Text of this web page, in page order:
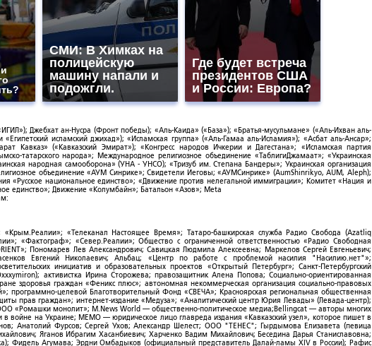
СМИ: В Химках на
полицейскую
машину напали и
подожгли.
Где будет встреча
президентов США
и России: Европа?
Джебхат ан-Нусра (Фронт победы); «Аль-Каида» («База»); «Братья-мусульмане» («Аль-Ихван аль-
исламский джихад»); «Исламская группа» («Аль-Гамаа аль-Исламия»); «Асбат аль-Ансар»;
Кавказ» («Кавказский Эмират»); «Конгресс народов Ичкерии и Дагестана»; «Исламская партия
татарского народа»; Международное религиозное объединение «ТаблигиДжамаат»; «Украинская
народная самооборона» (УНА - УНСО); «Тризуб им. Степана Бандеры»; Украинская организация
объединение «АУМ Синрике»; Свидетели Иеговы; «АУМСинрике» (AumShinrikyo, AUM, Aleph);
«Русское национальное единство»; «Движение против нелегальной иммиграции»; Комитет «Нация и
единство»; Движение «Колумбайн»; Батальон «Азов»; Meta
«Телеканал Настоящее Время»; Татаро-башкирская служба Радио Свобода (Azatliq
«Фактограф»; «Север.Реалии»; Общество с ограниченной ответственностью «Радио Свободная
Пономарев Лев Александрович; Савицкая Людмила Алексеевна; Маркелов Сергей Евгеньевич;
Евгений Николаевич; Альбац; «Центр по работе с проблемой насилия "Насилию.нет"»;
инициатив и образовательных проектов «Открытый Петербург»; Санкт-Петербургский
активистка Ирина Сторожева; правозащитник Алена Попова; Социально-ориентированная
здоровья граждан «Феникс плюс»; автономная некоммерческая организация социально-правовых
программно-целевой Благотворительный Фонд «СВЕЧА»; Красноярская региональная общественная
прав граждан»; интернет-издание «Медуза»; «Аналитический центр Юрия Левады» (Левада-центр);
«Ромашки монолит»; M.News World — общественно-политическое медиа;Bellingcat — авторы многих
в войне на Украине; МЕМО — юридическое лицо главреда издания «Кавказский узел», которое пишет в
Анатолий Фурсов; Сергей Ухов; Александр Шелест; ООО "ТЕНЕС"; Гырдымова Елизавета (певица
Яганов Ибрагим Хасанбиевич; Харченко Вадим Михайлович; Беседина Дарья Станиславовна;
Фидель Агумава; Эрдни Омбадыков (официальный представитель Далай-ламы XIV в России); Рафис